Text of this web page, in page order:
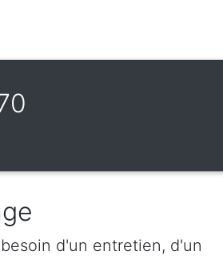
d'un entretien, d'un